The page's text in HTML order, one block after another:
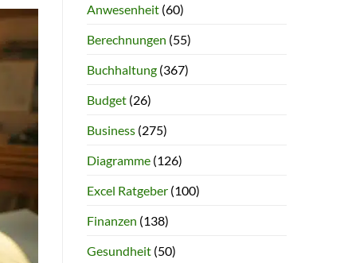
Anwesenheit(60)
Berechnungen (55)
Buchhaltung(367)
Budget(26)
Business(275)
Diagramme(126)
Excel Ratgeber(100)
Finanzen (138)
Gesundheit(50)